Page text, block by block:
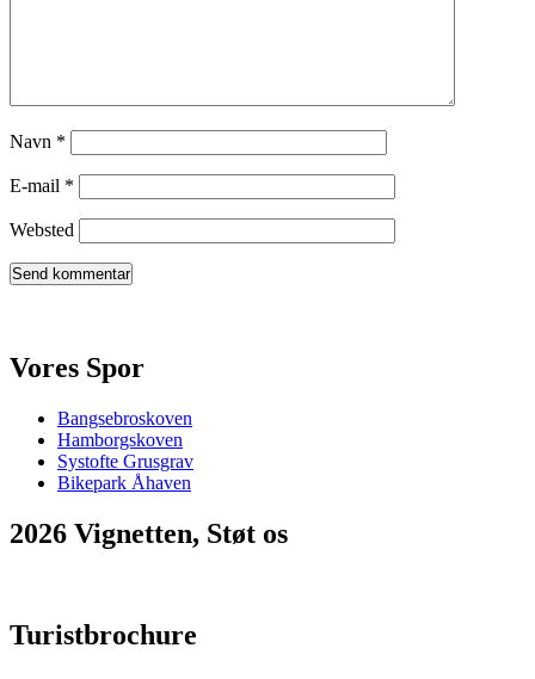
Navn *
E-mail *
Websted
Vores Spor
Bangsebroskoven
Hamborgskoven
Systofte Grusgrav
Bikepark Åhaven
2026 Vignetten, Støt os
Turistbrochure